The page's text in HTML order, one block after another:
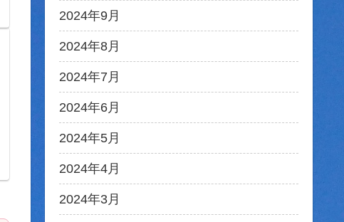
2024年9月
2024年8月
2024年7月
2024年6月
2024年5月
2024年4月
2024年3月